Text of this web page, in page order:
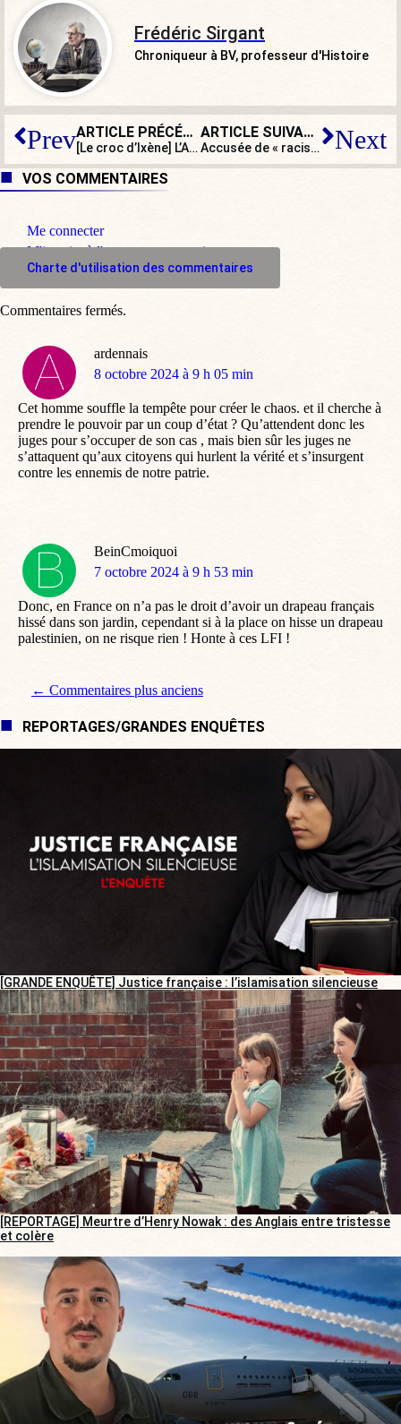
Frédéric Sirgant
Chroniqueur à BV, professeur d'Histoire
Prev ARTICLE PRÉCÉDENT
[Le croc d’Ixène] L’Algérie déboutée dans sa plainte contre Sarah Knafo
ARTICLE SUIVANT
Accusée de « racisme », une adjointe au maire de Saint-Étienne démissionne Next
VOS COMMENTAIRES
Me connecter
M'inscrire à l'espace commentaire
Charte d'utilisation des commentaires
ardennais
dit
8 octobre 2024 à 9 h 05 min
Cet homme souffle la tempête pour créer le chaos. et il cherche à
prendre le pouvoir par un coup d’état ? Qu’attendent donc les
juges pour s’occuper de son cas , mais bien sûr les juges ne
s’attaquent qu’aux citoyens qui hurlent la vérité et s’insurgent
contre les ennemis de notre patrie.
BeinCmoiquoi
dit
7 octobre 2024 à 9 h 53 min
Donc, en France on n’a pas le droit d’avoir un drapeau français
hissé dans son jardin, cependant si à la place on hisse un drapeau
palestinien, on ne risque rien ! Honte à ces LFI !
Navigation de commentaire
← Commentaires plus anciens
Commentaires fermés.
REPORTAGES/GRANDES ENQUÊTES
[GRANDE ENQUÊTE] Justice française : l’islamisation silencieuse
[REPORTAGE] Meurtre d’Henry Nowak : des Anglais entre tristesse
et colère